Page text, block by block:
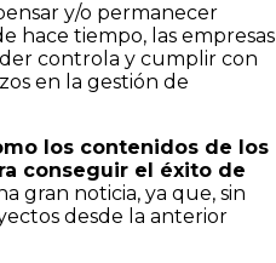
y/o permanecer
hace tiempo, las empresas
controla y cumplir con
en la gestión de
los contenidos de los
conseguir el éxito de
gran noticia, ya que, sin
desde la anterior